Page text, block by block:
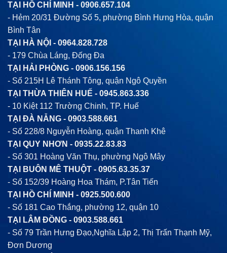
TẠI HỒ CHÍ MINH - 0906.657.104
- Hẻm 20/31 Đường Số 5, phường Bình Hưng Hòa, quận
Bình Tân
TẠI HÀ NỘI - 0964.828.728
- 179 Chùa Láng, Đống Đa
TẠI HẢI PHÒNG - 0906.156.156
- Số 215H Lê Thánh Tông, quận Ngô Quyền
TẠI THỪA THIÊN HUẾ - 0945.863.336
- 10 Kiệt 112 Trường Chinh, TP. Huế
TẠI ĐÀ NẴNG - 0903.588.661
- Số 228/8 Nguyễn Hoàng, quận Thanh Khê
TẠI QUY NHƠN - 0935.22.83.83
- Số 301 Hoàng Văn Thụ, phường Ngô Mây
TẠI BUÔN MÊ THUỘT - 0905.63.35.37
- Số 152/39 Hoàng Hoa Thám, P.Tân Tiến
TẠI HỒ CHÍ MINH - 0925.500.600
- Số 181 Cao Thắng, phường 12, quận 10
TẠI LÂM ĐỒNG - 0903.588.661
- Số 79 Trần Hưng Đạo,Nghĩa Lập 2, Thị Trấn Thạnh Mỹ,
Đơn Dương